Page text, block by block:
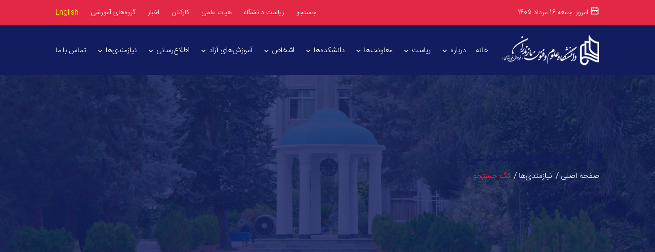
امروز: جمعه 16 مرداد 1405 جستجو ریاست دانشگاه هیات علمی کارکنان اخبار گروه‌های آموزشی English
خانه درباره ریاست معاونت‌ها دانشکده‌ها اشخاص آموزش‌های آزاد اطلاع‌رسانی نیازمندی‌ها تماس با ما
تگ جستجو: مصنوعی
صفحه اصلی نیازمندی‌ها تگ جستجو